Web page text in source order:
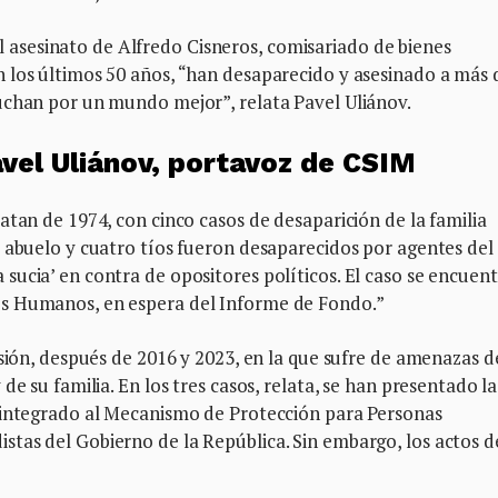
de Alfredo Cisneros, comisariado de bienes
últimos 50 años, “han desaparecido y asesinado a más
por un mundo mejor”, relata Pavel Uliánov.
Uliánov, portavoz de CSIM
de 1974, con cinco casos de desaparición de la familia
y cuatro tíos fueron desaparecidos por agentes del
en contra de opositores políticos. El caso se
en espera del Informe de Fondo.”
después de 2016 y 2023, en la que sufre de amenazas
su familia. En los tres casos, relata, se han presentado
al Mecanismo de Protección para Personas
del Gobierno de la República. Sin embargo, los actos